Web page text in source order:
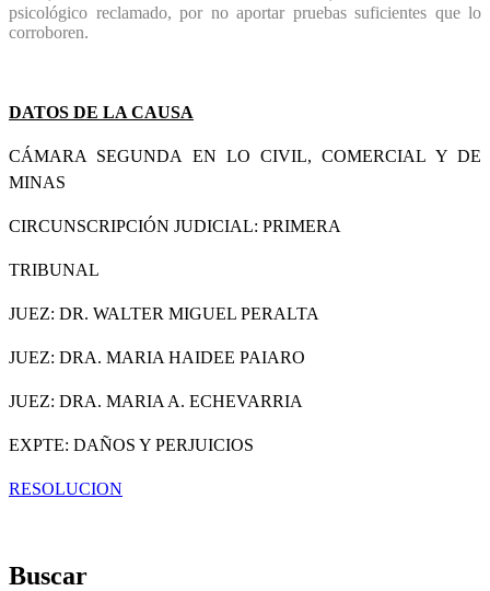
psicológico reclamado, por no aportar pruebas suficientes que lo
corroboren.
DATOS DE LA CAUSA
CÁMARA SEGUNDA EN LO CIVIL, COMERCIAL Y DE
MINAS
CIRCUNSCRIPCIÓN JUDICIAL: PRIMERA
TRIBUNAL
JUEZ: DR. WALTER MIGUEL PERALTA
JUEZ: DRA. MARIA HAIDEE PAIARO
JUEZ: DRA. MARIA A. ECHEVARRIA
EXPTE: DAÑOS Y PERJUICIOS
RESOLUCION
Buscar